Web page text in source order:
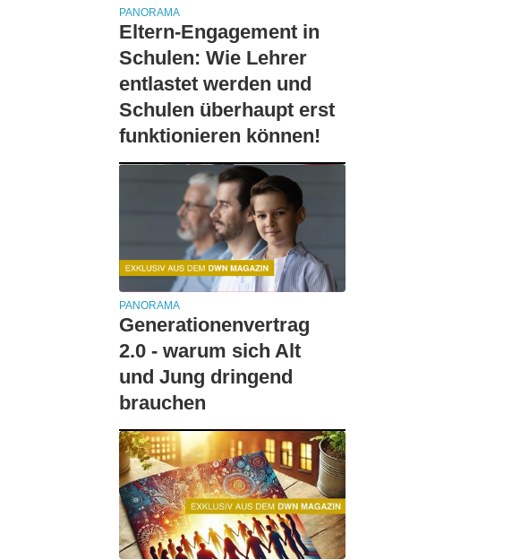
PANORAMA
Eltern-Engagement in
Schulen: Wie Lehrer
entlastet werden und
Schulen überhaupt erst
funktionieren können!
PANORAMA
Generationenvertrag
2.0 - warum sich Alt
und Jung dringend
brauchen